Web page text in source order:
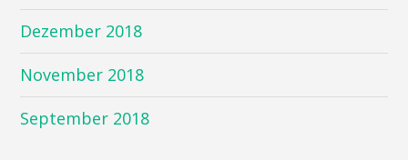
Dezember 2018
November 2018
September 2018